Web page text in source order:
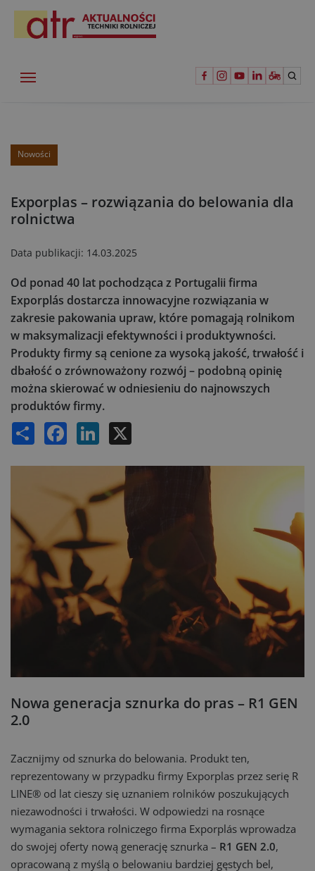
Nowości
Exporplas – rozwiązania do belowania dla
rolnictwa
Data publikacji: 14.03.2025
Od ponad 40 lat pochodząca z Portugalii firma
Exporplás dostarcza innowacyjne rozwiązania w
zakresie pakowania upraw, które pomagają rolnikom
w maksymalizacji efektywności i produktywności.
Produkty firmy są cenione za wysoką jakość, trwałość i
dbałość o zrównoważony rozwój – podobną opinię
można skierować w odniesieniu do najnowszych
produktów firmy.
Share Facebook LinkedIn
Nowa generacja sznurka do pras – R1 GEN
2.0
Zacznijmy od sznurka do belowania. Produkt ten,
reprezentowany w przypadku firmy Exporplas przez serię R
LINE® od lat cieszy się uznaniem rolników poszukujących
niezawodności i trwałości. W odpowiedzi na rosnące
wymagania sektora rolniczego firma Exporplás wprowadza
do swojej oferty nową generację sznurka – R1 GEN 2.0,
opracowaną z myślą o belowaniu bardziej gęstych bel,